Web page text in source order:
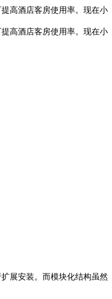
高酒店客房使用率。现在小
高酒店客房使用率。现在小
展安装。而模块化结构虽然